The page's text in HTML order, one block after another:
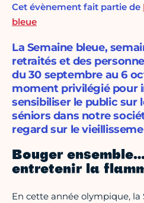
Cet évènement fait partie de
bleue
La Semaine bleue,
retraités et des
du 30 septembre au 6
moment privilégié pour
sensibiliser le public sur
séniors dans notre
regard sur le
Bouger
entretenir la
En cette année olympique, la